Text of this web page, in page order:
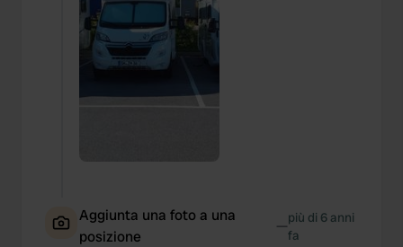
Aggiunta una foto a una
posizione
—più di 6 anni
fa